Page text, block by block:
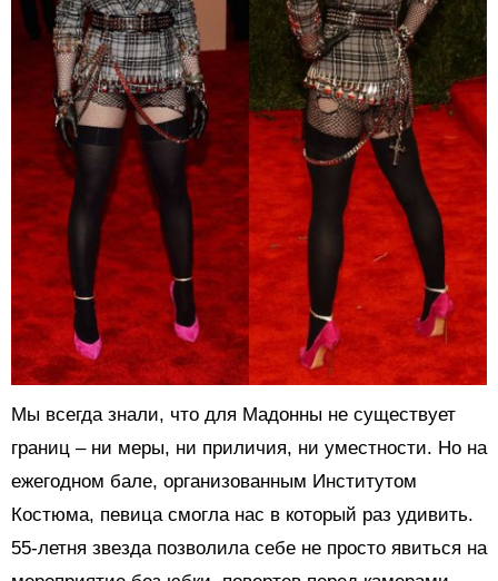
Мы всегда знали, что для Мадонны не существует
границ – ни меры, ни приличия, ни уместности. Но на
ежегодном бале, организованным Институтом
Костюма, певица смогла нас в который раз удивить.
55-летня звезда позволила себе не просто явиться на